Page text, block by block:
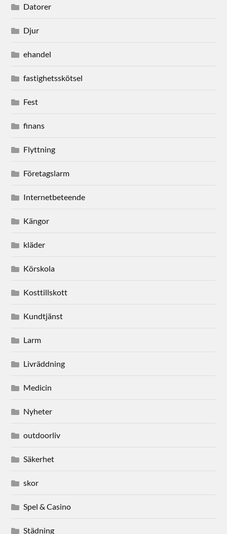
Datorer
Djur
ehandel
fastighetsskötsel
Fest
finans
Flyttning
Företagslarm
Internetbeteende
Kängor
kläder
Körskola
Kosttillskott
Kundtjänst
Larm
Livräddning
Medicin
Nyheter
outdoorliv
Säkerhet
skor
Spel & Casino
Städning